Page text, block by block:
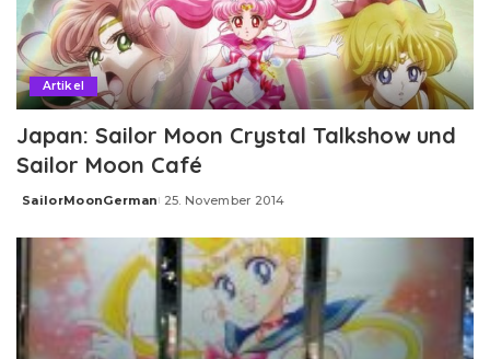
Artikel
Japan: Sailor Moon Crystal Talkshow und
Sailor Moon Café
Posted
SailorMoonGerman 25. November 2014